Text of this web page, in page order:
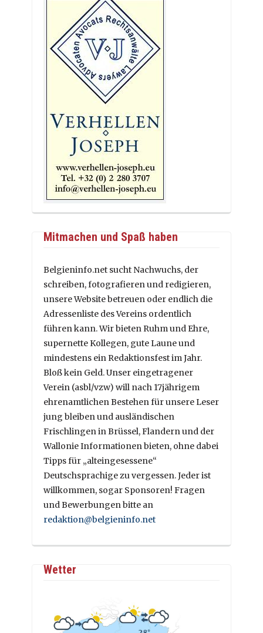
Mitmachen und Spaß haben
Belgieninfo.net sucht Nachwuchs, der
schreiben, fotografieren und redigieren,
unsere Website betreuen oder endlich die
Adressenliste des Vereins ordentlich
führen kann. Wir bieten Ruhm und Ehre,
supernette Kollegen, gute Laune und
mindestens ein Redaktionsfest im Jahr.
Bloß kein Geld. Unser eingetragener
Verein (asbl/vzw) will nach 17jährigem
ehrenamtlichen Bestehen für unsere Leser
jung bleiben und ausländischen
Frischlingen in Brüssel, Flandern und der
Wallonie Informationen bieten, ohne dabei
Tipps für „alteingesessene“
Deutschsprachige zu vergessen. Jeder ist
willkommen, sogar Sponsoren! Fragen
und Bewerbungen bitte an
redaktion@belgieninfo.net
Wetter